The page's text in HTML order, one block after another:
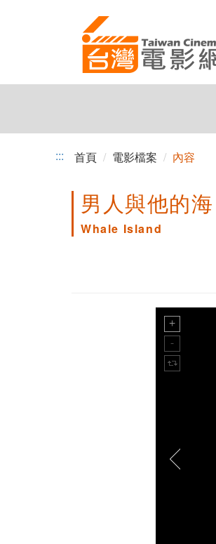
::: 首頁 電影檔案 內容
男人與他的海
Whale Island